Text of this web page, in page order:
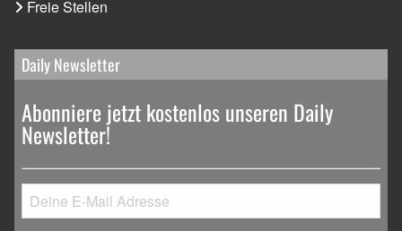
Freie Stellen
Daily Newsletter
Abonniere jetzt kostenlos unseren Daily
Newsletter!